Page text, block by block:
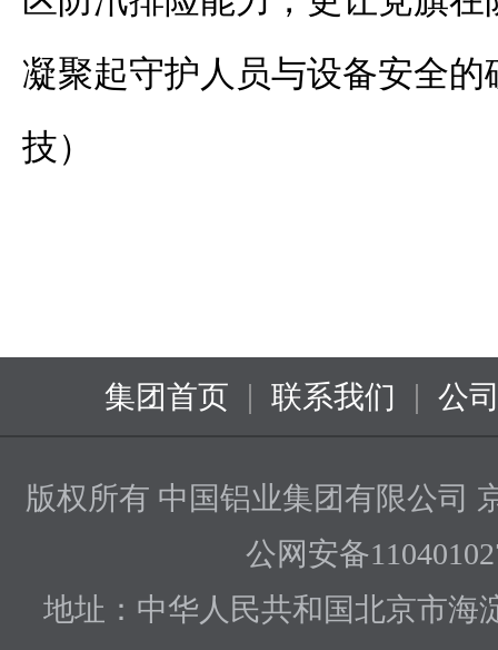
凝聚起守护人员与设备安全
技）
集团首页 | 联系我们 | 公
版权所有 中国铝业集团有限公司
公网安备
地址：中华人民共和国北京市海